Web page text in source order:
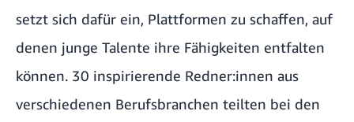
setzt sich dafür ein, Plattformen zu schaffen, auf
denen junge Talente ihre Fähigkeiten entfalten
können. 30 inspirierende Redner:innen aus
verschiedenen Berufsbranchen teilten bei den